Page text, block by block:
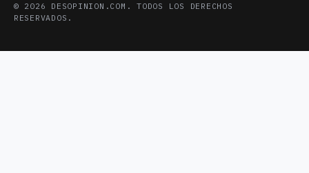
© 2026 DESOPINION.COM. TODOS LOS DERECHOS
RESERVADOS.